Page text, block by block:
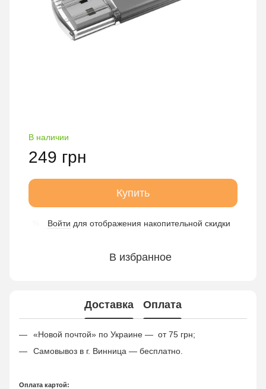
В наличии
249 грн
Купить
Войти для отображения накопительной скидки
В избранное
Доставка Оплата
«Новой почтой» по Украине — от 75 грн;
Самовывоз в г. Винница — бесплатно.
Оплата картой: